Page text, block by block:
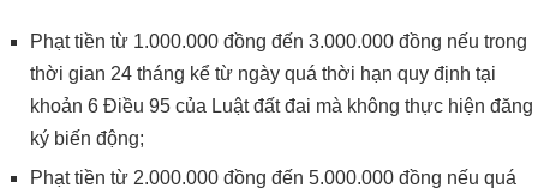
Phạt tiền từ 1.000.000 đồng đến 3.000.000 đồng nếu trong
thời gian 24 tháng kể từ ngày quá thời hạn quy định tại
khoản 6 Điều 95 của Luật đất đai mà không thực hiện đăng
ký biến động;
Phạt tiền từ 2.000.000 đồng đến 5.000.000 đồng nếu quá